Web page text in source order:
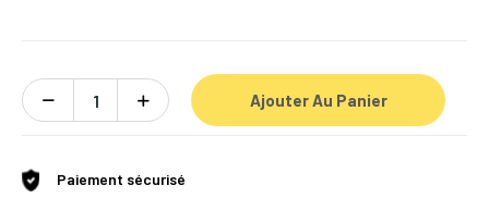
Ajouter Au Panier
Paiement sécurisé